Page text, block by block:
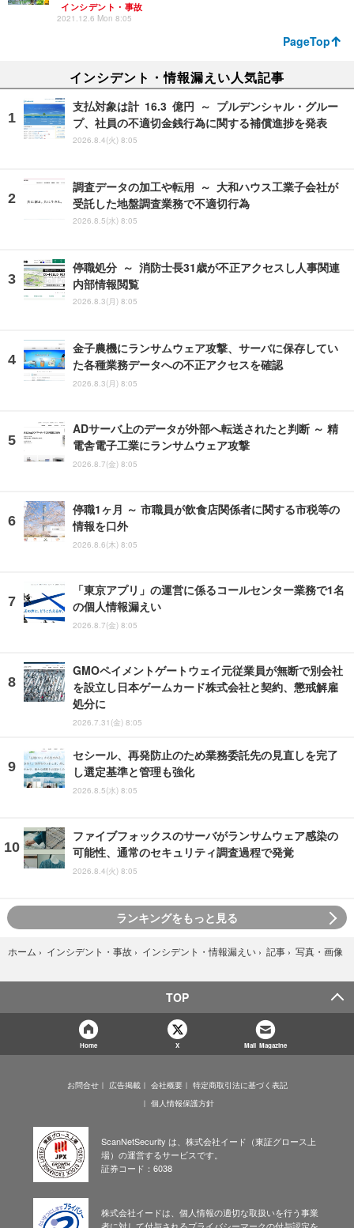
インシデント・事故
2021.12.6 Mon 8:05
PageTop
インシデント・情報漏えい人気記事
支払対象は計 16.3 億円 ～ プルデンシャル・グルー
プ、社員の不適切金銭行為に関する補償進捗を発表
2026.8.4(火) 8:05
調査データの加工や転用 ～ 大和ハウス工業子会社が
受託した地盤調査業務で不適切行為
2026.8.5(水) 8:05
停職処分 ～ 消防士長31歳が不正アクセスし人事関連
内部情報閲覧
2026.8.3(月) 8:05
金子農機にランサムウェア攻撃、サーバに保存してい
た各種業務データへの不正アクセスを確認
2026.8.3(月) 8:05
ADサーバ上のデータが外部へ転送されたと判断 ～ 精
電舎電子工業にランサムウェア攻撃
2026.8.7(金) 8:05
停職1ヶ月 ～ 市職員が飲食店関係者に関する市税等の
情報を口外
2026.8.6(木) 8:05
「東京アプリ」の運営に係るコールセンター業務で1名
の個人情報漏えい
2026.8.7(金) 8:05
GMOペイメントゲートウェイ元従業員が無断で別会社
を設立し日本ゲームカード株式会社と契約、懲戒解雇
処分に
2026.7.31(金) 8:05
セシール、再発防止のため業務委託先の見直しを完了
し選定基準と管理も強化
2026.8.5(水) 8:05
ファイブフォックスのサーバがランサムウェア感染の
可能性、通常のセキュリティ調査過程で発覚
2026.8.4(火) 8:05
ランキングをもっと見る
ホーム › インシデント・事故 › インシデント・情報漏えい › 記事 › 写真・画像
TOP
Home X Mail Magazine
お問合せ 広告掲載 会社概要
特定商取引法に基づく表記
個人情報保護方針
ScanNetSecurity は、株式会社イード（東証グロース上
場）の運営するサービスです。
証券コード：6038
株式会社イードは、個人情報の適切な取扱いを行う事業